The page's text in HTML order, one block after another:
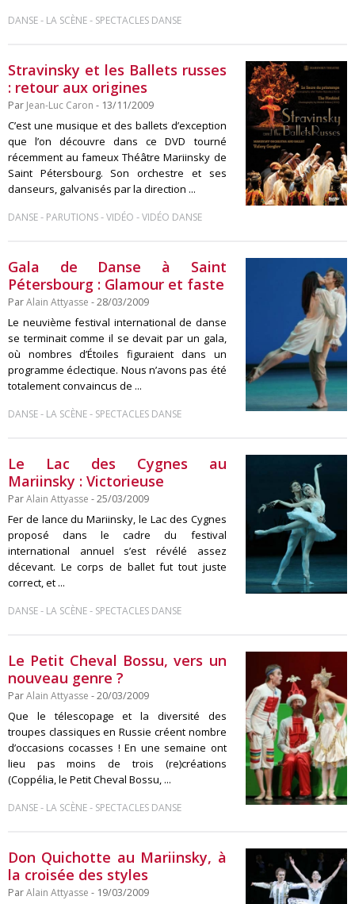
DANSE- LA SCÈNE- SPECTACLES DANSE
Stravinsky et les Ballets russes
: retour aux origines
Par Jean-Luc Caron - 13/11/2009
C’est une musique et des ballets d’exception
que l’on découvre dans ce DVD tourné
récemment au fameux Théâtre Mariinsky de
Saint Pétersbourg. Son orchestre et ses
danseurs, galvanisés par la direction ...
DANSE- PARUTIONS-VIDÉO -VIDÉO DANSE
Gala de Danse à Saint
Pétersbourg : Glamour et faste
ParAlain Attyasse - 28/03/2009
Le neuvième festival international de danse
se terminait comme il se devait par un gala,
où nombres d’Étoiles figuraient dans un
programme éclectique. Nous n’avons pas été
totalement convaincus de ...
DANSE- LA SCÈNE- SPECTACLES DANSE
Le Lac des Cygnes au
Mariinsky : Victorieuse
ParAlain Attyasse - 25/03/2009
Fer de lance du Mariinsky, le Lac des Cygnes
proposé dans le cadre du festival
international annuel s’est révélé assez
décevant. Le corps de ballet fut tout juste
correct, et ...
DANSE- LA SCÈNE- SPECTACLES DANSE
Le Petit Cheval Bossu, vers un
nouveau genre ?
ParAlain Attyasse - 20/03/2009
Que le télescopage et la diversité des
troupes classiques en Russie créent nombre
d’occasions cocasses ! En une semaine ont
lieu pas moins de trois (re)créations
(Coppélia, le Petit Cheval Bossu, ...
DANSE- LA SCÈNE- SPECTACLES DANSE
Don Quichotte au Mariinsky, à
la croisée des styles
ParAlain Attyasse - 19/03/2009